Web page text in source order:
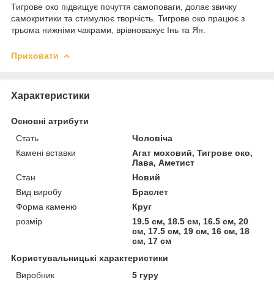
Тигрове око підвищує почуття самоповаги, долає звичку
самокритики та стимулює творчість. Тигрове око працює з
трьома нижніми чакрами, врівноважує Інь та Ян.
Приховати
Характеристики
Основні атрибути
Стать
Чоловіча
Камені вставки
Агат моховий, Тигрове око,
Лава, Аметист
Стан
Новий
Вид виробу
Браслет
Форма каменю
Круг
розмір
19.5 см, 18.5 см, 16.5 см, 20
см, 17.5 см, 19 см, 16 см, 18
см, 17 см
Користувальницькі характеристики
Виробник
5 гуру